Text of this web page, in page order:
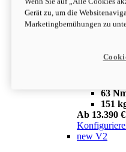
63
151
Ab 13.890 €
63
151
Ab 13.390 €
new V2
Gerät zu, um die
Marketingbemühungen zu